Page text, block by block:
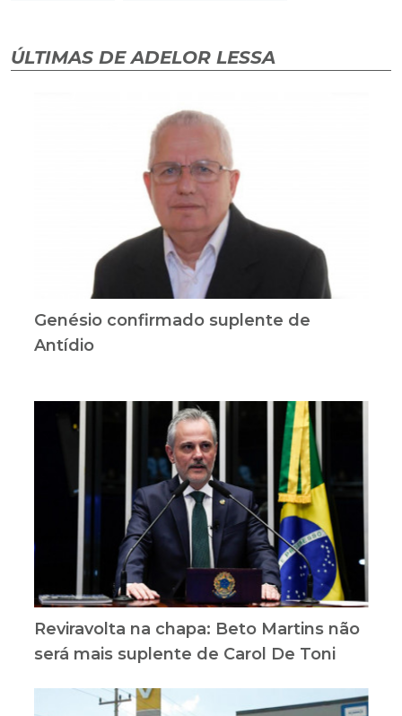
ÚLTIMAS DE ADELOR LESSA
Genésio confirmado suplente de
Antídio
Reviravolta na chapa: Beto Martins não
será mais suplente de Carol De Toni